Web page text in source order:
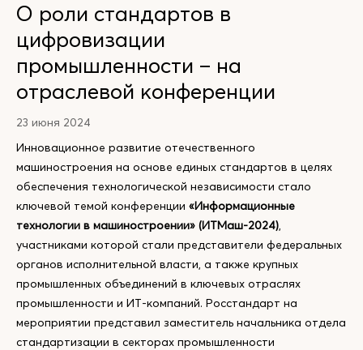
О роли стандартов в
цифровизации
промышленности – на
отраслевой конференции
23 июня 2024
Инновационное развитие отечественного
машиностроения на основе единых стандартов в целях
обеспечения технологической независимости стало
ключевой темой конференции «Информационные
технологии в машиностроении» (ИТМаш-2024),
участниками которой стали представители федеральных
органов исполнительной власти, а также крупных
промышленных объединений в ключевых отраслях
промышленности и ИТ-компаний. Росстандарт на
мероприятии представил заместитель начальника отдела
стандартизации в секторах промышленности